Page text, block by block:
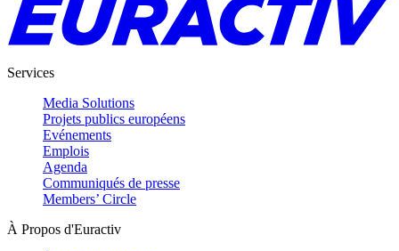
Services
Media Solutions
Projets publics européens
Evénements
Emplois
Agenda
Communiqués de presse
Members’ Circle
À Propos d'Euractiv